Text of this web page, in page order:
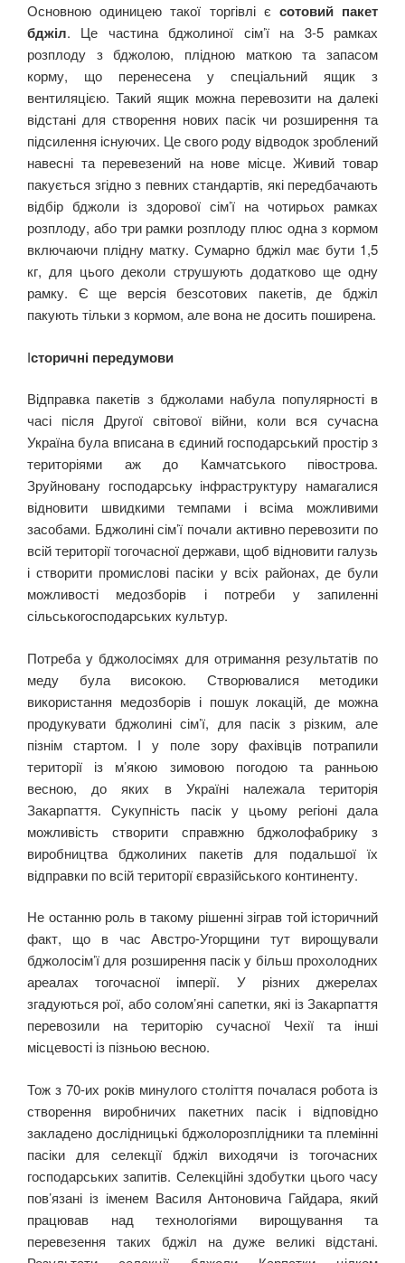
Основною одиницею такої торгівлі є сотовий пакет
бджіл. Це частина бджолиної сім’ї на 3-5 рамках
розплоду з бджолою, плідною маткою та запасом
корму, що перенесена у спеціальний ящик з
вентиляцією. Такий ящик можна перевозити на далекі
відстані для створення нових пасік чи розширення та
підсилення існуючих. Це свого роду відводок зроблений
навесні та перевезений на нове місце. Живий товар
пакується згідно з певних стандартів, які передбачають
відбір бджоли із здорової сім’ї на чотирьох рамках
розплоду, або три рамки розплоду плюс одна з кормом
включаючи плідну матку. Сумарно бджіл має бути 1,5
кг, для цього деколи струшують додатково ще одну
рамку. Є ще версія безсотових пакетів, де бджіл
пакують тільки з кормом, але вона не досить поширена.
Історичні передумови
Відправка пакетів з бджолами набула популярності в
часі після Другої світової війни, коли вся сучасна
Україна була вписана в єдиний господарський простір з
територіями аж до Камчатського півострова.
Зруйновану господарську інфраструктуру намагалися
відновити швидкими темпами і всіма можливими
засобами. Бджолині сім’ї почали активно перевозити по
всій території тогочасної держави, щоб відновити галузь
і створити промислові пасіки у всіх районах, де були
можливості медозборів і потреби у запиленні
сільськогосподарських культур.
Потреба у бджолосімях для отримання результатів по
меду була високою. Створювалися методики
використання медозборів і пошук локацій, де можна
продукувати бджолині сім’ї, для пасік з різким, але
пізнім стартом. І у поле зору фахівців потрапили
території із м’якою зимовою погодою та ранньою
весною, до яких в Україні належала територія
Закарпаття. Сукупність пасік у цьому регіоні дала
можливість створити справжню бджолофабрику з
виробництва бджолиних пакетів для подальшої їх
відправки по всій території євразійського континенту.
Не останню роль в такому рішенні зіграв той історичний
факт, що в час Австро-Угорщини тут вирощували
бджолосім’ї для розширення пасік у більш прохолодних
ареалах тогочасної імперії. У різних джерелах
згадуються рої, або солом’яні сапетки, які із Закарпаття
перевозили на територію сучасної Чехії та інші
місцевості із пізньою весною.
Тож з 70-их років минулого століття почалася робота із
створення виробничих пакетних пасік і відповідно
закладено дослідницькі бджолорозплідники та племінні
пасіки для селекції бджіл виходячи із тогочасних
господарських запитів. Селекційні здобутки цього часу
пов’язані із іменем Василя Антоновича Гайдара, який
працював над технологіями вирощування та
перевезення таких бджіл на дуже великі відстані.